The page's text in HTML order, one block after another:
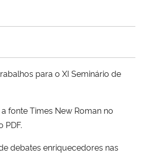
para o XI Seminário de
fonte Times New Roman no
PDF.
debates enriquecedores nas